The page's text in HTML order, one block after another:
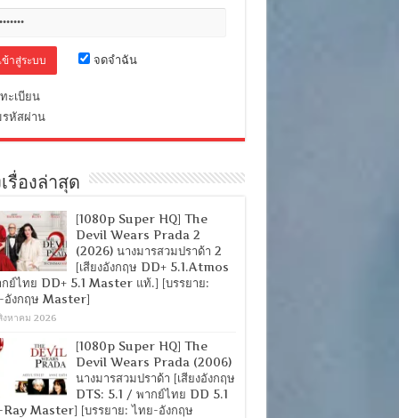
จดจำฉัน
ะเบียน
หัสผ่าน
รื่องล่าสุด
[1080p Super HQ] The
Devil Wears Prada 2
(2026) นางมารสวมปราด้า 2
[เสียงอังกฤษ DD+ 5.1.Atmos
ย์ไทย DD+ 5.1 Master แท้.] [บรรยาย:
อังกฤษ Master]
งหาคม 2026
[1080p Super HQ] The
Devil Wears Prada (2006)
นางมารสวมปราด้า [เสียงอังกฤษ
DTS: 5.1 / พากย์ไทย DD 5.1
Master] [บรรยาย: ไทย-อังกฤษ